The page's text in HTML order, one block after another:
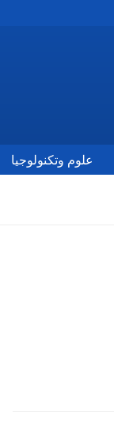
علوم وتكنولوجيا